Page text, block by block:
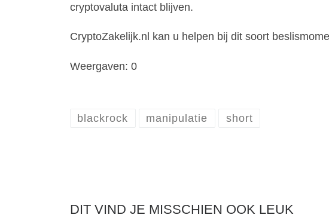
cryptovaluta intact blijven.
CryptoZakelijk.nl kan u helpen bij dit soort
Weergaven: 0
blackrock manipulatie short
DIT VIND JE MISSCHIEN OOK LEUK